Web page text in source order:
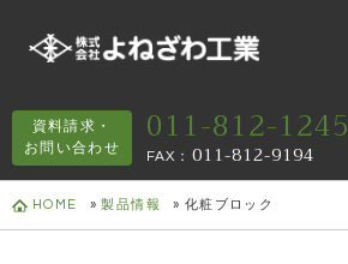
資料請求・
お問い合わせ
011-812-1245
FAX ： 011-812-9194
HOME »製品情報 » 化粧ブロック